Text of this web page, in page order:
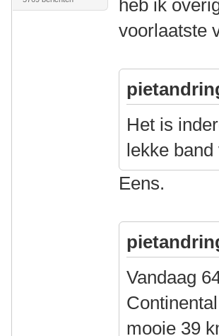
heb ik
voorlaatste
Het is
lekke
Eens.
Vandaag
mooie 39